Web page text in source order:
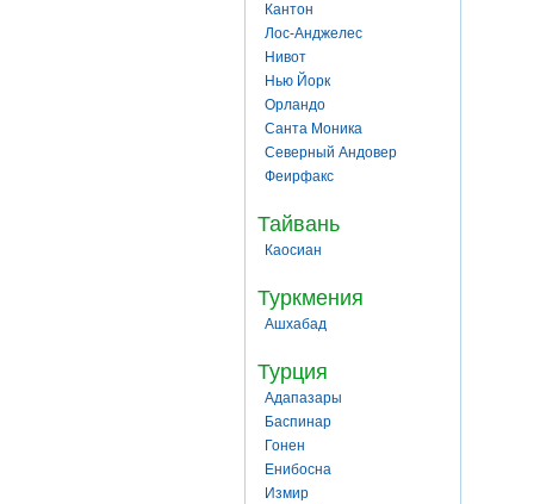
Кантон
Лос-Анджелес
Нивот
Нью Йорк
Орландо
Санта Моника
Северный Андовер
Феирфакс
Тайвань
Каосиан
Туркмения
Ашхабад
Турция
Адапазары
Баспинар
Гонен
Енибосна
Измир